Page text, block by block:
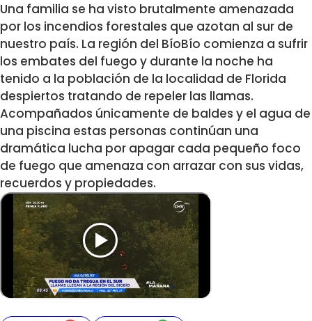
Una familia se ha visto brutalmente amenazada
por los incendios forestales que azotan al sur de
nuestro país. La región del BíoBío comienza a sufrir
los embates del fuego y durante la noche ha
tenido a la población de la localidad de Florida
despiertos tratando de repeler las llamas.
Acompañados únicamente de baldes y el agua de
una piscina estas personas continúan una
dramática lucha por apagar cada pequeño foco
de fuego que amenaza con arrazar con sus vidas,
recuerdos y propiedades.